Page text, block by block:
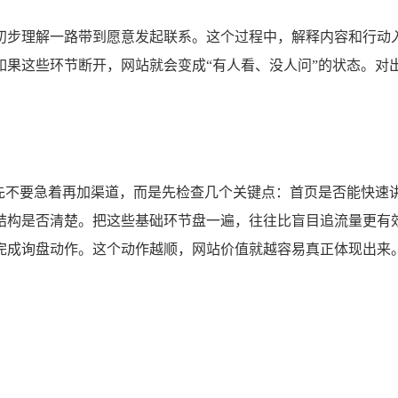
理解一路带到愿意发起联系。这个过程中，解释内容和行
这些环节断开，网站就会变成“有人看、没人问”的状态。
要急着再加渠道，而是先检查几个关键点：首页是否能快
是否清楚。把这些基础环节盘一遍，往往比盲目追流量更有
询盘动作。这个动作越顺，网站价值就越容易真正体现出来